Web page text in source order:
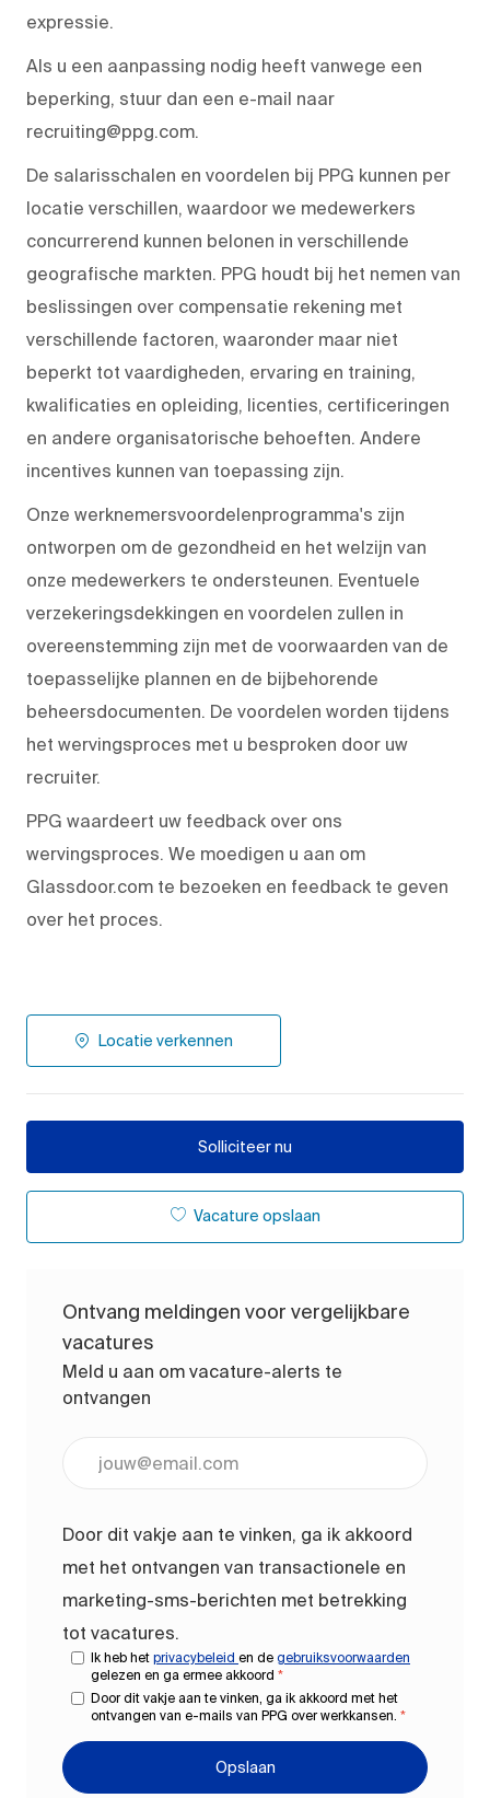
expressie.
Als u een aanpassing nodig heeft vanwege een
beperking, stuur dan een e-mail naar
recruiting@ppg.com.
De salarisschalen en voordelen bij PPG kunnen per
locatie verschillen, waardoor we medewerkers
concurrerend kunnen belonen in verschillende
geografische markten. PPG houdt bij het nemen van
beslissingen over compensatie rekening met
verschillende factoren, waaronder maar niet
beperkt tot vaardigheden, ervaring en training,
kwalificaties en opleiding, licenties, certificeringen
en andere organisatorische behoeften. Andere
incentives kunnen van toepassing zijn.
Onze werknemersvoordelenprogramma's zijn
ontworpen om de gezondheid en het welzijn van
onze medewerkers te ondersteunen. Eventuele
verzekeringsdekkingen en voordelen zullen in
overeenstemming zijn met de voorwaarden van de
toepasselijke plannen en de bijbehorende
beheersdocumenten. De voordelen worden tijdens
het wervingsproces met u besproken door uw
recruiter.
PPG waardeert uw feedback over ons
wervingsproces. We moedigen u aan om
Glassdoor.com te bezoeken en feedback te geven
over het proces.
Locatie verkennen
Solliciteer nu
Vacature opslaan
Ontvang meldingen voor vergelijkbare
vacatures
Meld u aan om vacature-alerts te
ontvangen
Door dit vakje aan te vinken, ga ik akkoord
met het ontvangen van transactionele en
marketing-sms-berichten met betrekking
tot vacatures.
Ik heb het privacybeleid en de gebruiksvoorwaarden
gelezen en ga ermee akkoord *
Door dit vakje aan te vinken, ga ik akkoord met het
ontvangen van e-mails van PPG over werkkansen. *
Opslaan